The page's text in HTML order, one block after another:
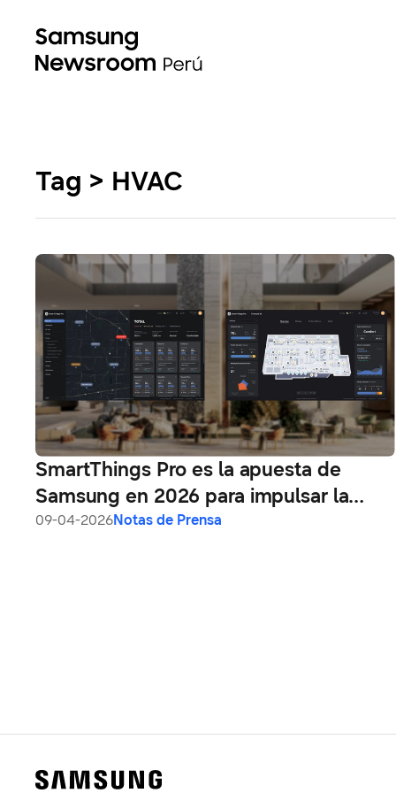
Tag > HVAC
SmartThings Pro es la apuesta de
Samsung en 2026 para impulsar la
eficiencia operativa y la gestión
09-04-2026Notas de Prensa